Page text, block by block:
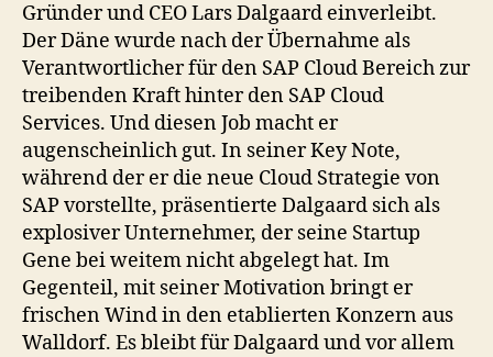
Gründer und CEO Lars Dalgaard einverleibt.
Der Däne wurde nach der Übernahme als
Verantwortlicher für den SAP Cloud Bereich zur
treibenden Kraft hinter den SAP Cloud
Services. Und diesen Job macht er
augenscheinlich gut. In seiner Key Note,
während der er die neue Cloud Strategie von
SAP vorstellte, präsentierte Dalgaard sich als
explosiver Unternehmer, der seine Startup
Gene bei weitem nicht abgelegt hat. Im
Gegenteil, mit seiner Motivation bringt er
frischen Wind in den etablierten Konzern aus
Walldorf. Es bleibt für Dalgaard und vor allem